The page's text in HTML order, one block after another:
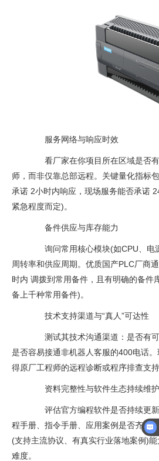
服务网络与响应时效
看厂家在你项目所在区域是否有
师，而非仅靠总部远程。关键量化指标
承诺 2小时内响应，现场服务能否承诺
紧急程度而定)。
备件供应与库存能力
询问常用核心模块(如CPU、电
周转率和供应周期。优质国产PLC厂商
时内 调拨到常用备件，且有明确的备件
备上千种常用备件)。
技术支持渠道与“真人”可达性
测试其技术沟通渠道：是否有可
是否容易接通非机器人客服的400电话
得原厂工程师的远程诊断或程序排查支
资料完整性与软件生态持续维护
评估官方编程软件是否持续更新
程手册、指令手册、应用案例是否齐全
(支持主流协议、有真实行业落地案例)
难度。